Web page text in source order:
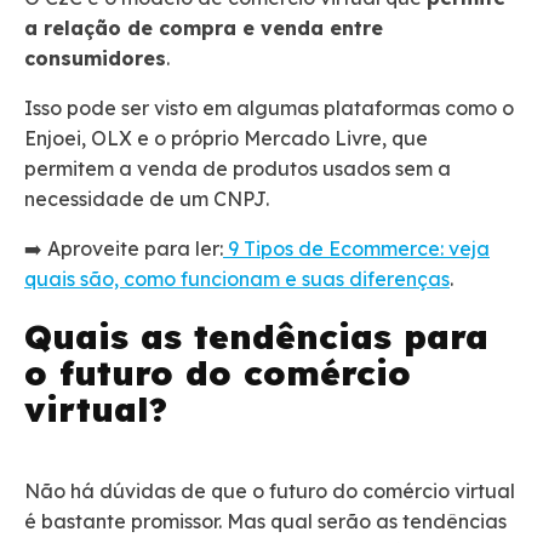
a relação de compra e venda entre
consumidores.
Isso pode ser visto em algumas plataformas como o
Enjoei, OLX e o próprio Mercado Livre, que
permitem a venda de produtos usados sem a
necessidade de um CNPJ.
➡️ Aproveite para ler: 9 Tipos de Ecommerce: veja
quais são, como funcionam e suas diferenças.
Quais as tendências para
o futuro do comércio
virtual?
Não há dúvidas de que o futuro do comércio virtual
é bastante promissor. Mas qual serão as tendências